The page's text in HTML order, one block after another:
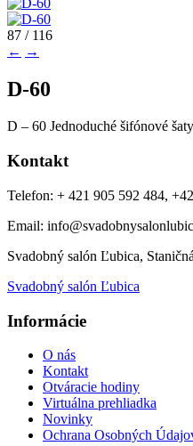
87 / 116
← →
D-60
D – 60 Jednoduché šifónové
Kontakt
Telefon: + 421 905 592 484,
Email:
Svadobný salón Ľubica,
Svadobný salón Ľubica
Informácie
O nás
Kontakt
Otváracie hodiny
Virtuálna prehliadka
Novinky
Ochrana Osobných